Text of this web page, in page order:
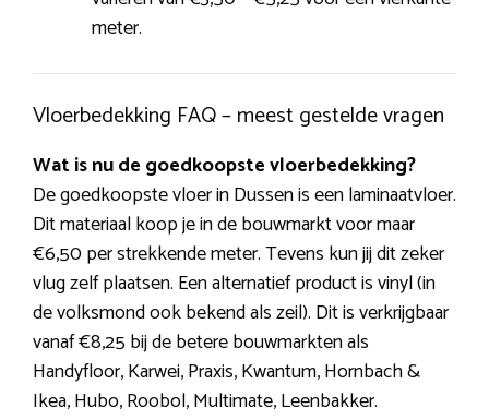
meter.
Vloerbedekking FAQ – meest gestelde vragen
Wat is nu de goedkoopste vloerbedekking?
De goedkoopste vloer in Dussen is een laminaatvloer.
Dit materiaal koop je in de bouwmarkt voor maar
€6,50 per strekkende meter. Tevens kun jij dit zeker
vlug zelf plaatsen. Een alternatief product is vinyl (in
de volksmond ook bekend als zeil). Dit is verkrijgbaar
vanaf €8,25 bij de betere bouwmarkten als
Handyfloor, Karwei, Praxis, Kwantum, Hornbach &
Ikea, Hubo, Roobol, Multimate, Leenbakker.